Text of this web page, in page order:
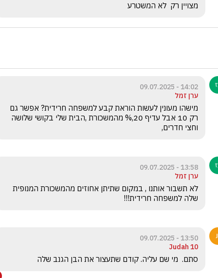
מצויין רק  לא המשטרע
14:02 - 09.07.2025
ערן זמל
וחצי חדרים,
13:58 - 09.07.2025
ערן זמל
שלה למשפחה חרידית!!!
13:50 - 09.07.2025
Judah 10
סתם.  מי שם עליה. קודם שתעצור את הבן הגנב שלה